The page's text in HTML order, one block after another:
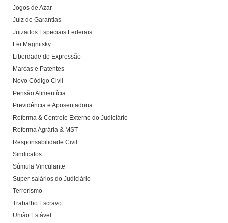
Jogos de Azar
Juiz de Garantias
Juizados Especiais Federais
Lei Magnitsky
Liberdade de Expressão
Marcas e Patentes
Novo Código Civil
Pensão Alimentícia
Previdência e Aposentadoria
Reforma & Controle Externo do Judiciário
Reforma Agrária & MST
Responsabilidade Civil
Sindicatos
Súmula Vinculante
Super-salários do Judiciário
Terrorismo
Trabalho Escravo
União Estável